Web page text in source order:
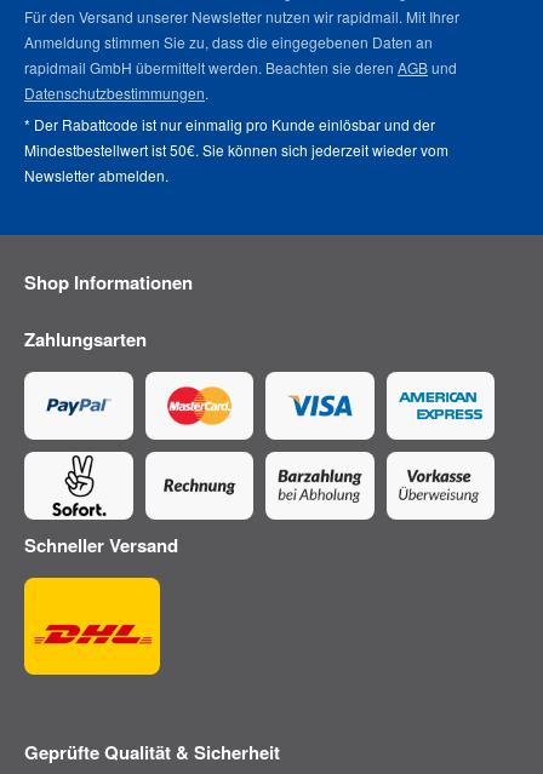
Für den Versand unserer Newsletter nutzen wir rapidmail. Mit Ihrer
Anmeldung stimmen Sie zu, dass die eingegebenen Daten an
rapidmail GmbH übermittelt werden. Beachten sie deren AGBund
Datenschutzbestimmungen.
* Der Rabattcode ist nur einmalig pro Kunde einlösbar und der
Mindestbestellwert ist 50€. Sie können sich jederzeit wieder vom
Newsletter abmelden.
Shop Informationen
Zahlungsarten
Schneller Versand
Geprüfte Qualität & Sicherheit